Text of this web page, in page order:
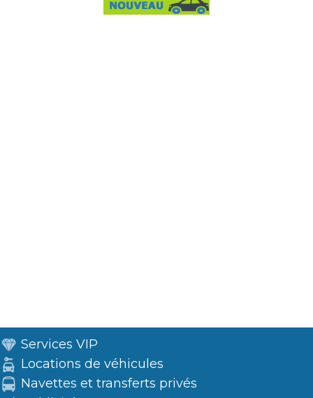
Services VIP
Locations de véhicules
Navettes et transferts privés